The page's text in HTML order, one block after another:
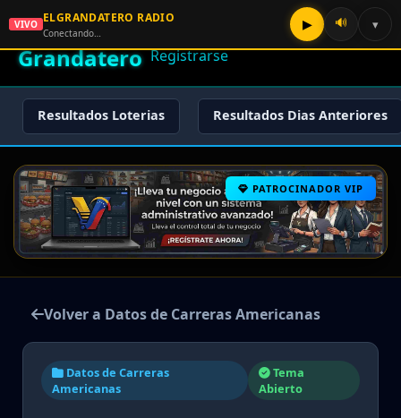
🌟 El
Grandatero
🔑 Iniciar Sesión
📝
Registrarse
Resultados Loterias Resultados Dias Anteriores
PATROCINADOR VIP
Volver a Datos de Carreras Americanas
Datos de Carreras
Americanas
Tema
Abierto
VIVO ELGRANDATERO RADIO
Conectando…
▶ 🔊 ▾